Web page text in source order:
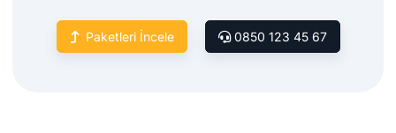
Paketleri İncele 0850 123 45 67